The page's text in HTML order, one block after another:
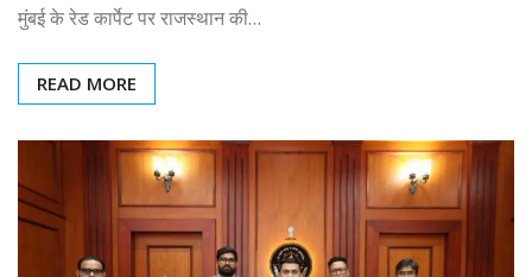
मुंबई के रेड कार्पेट पर राजस्थान की…
READ MORE